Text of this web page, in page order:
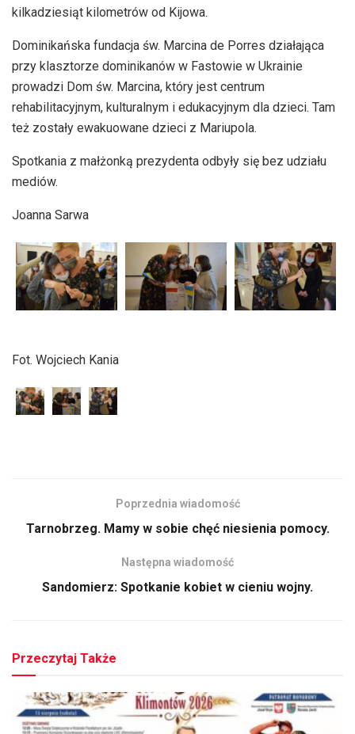
kilkadziesiąt kilometrów od Kijowa.
Dominikańska fundacja św. Marcina de Porres działająca
przy klasztorze dominikanów w Fastowie w Ukrainie
prowadzi Dom św. Marcina, który jest centrum
rehabilitacyjnym, kulturalnym i edukacyjnym dla dzieci. Tam
też zostały ewakuowane dzieci z Mariupola.
Spotkania z małżonką prezydenta odbyły się bez udziału
mediów.
Joanna Sarwa
Fot. Wojciech Kania
Poprzednia wiadomość
Tarnobrzeg. Mamy w sobie chęć niesienia pomocy.
Następna wiadomość
Sandomierz: Spotkanie kobiet w cieniu wojny.
Przeczytaj Także